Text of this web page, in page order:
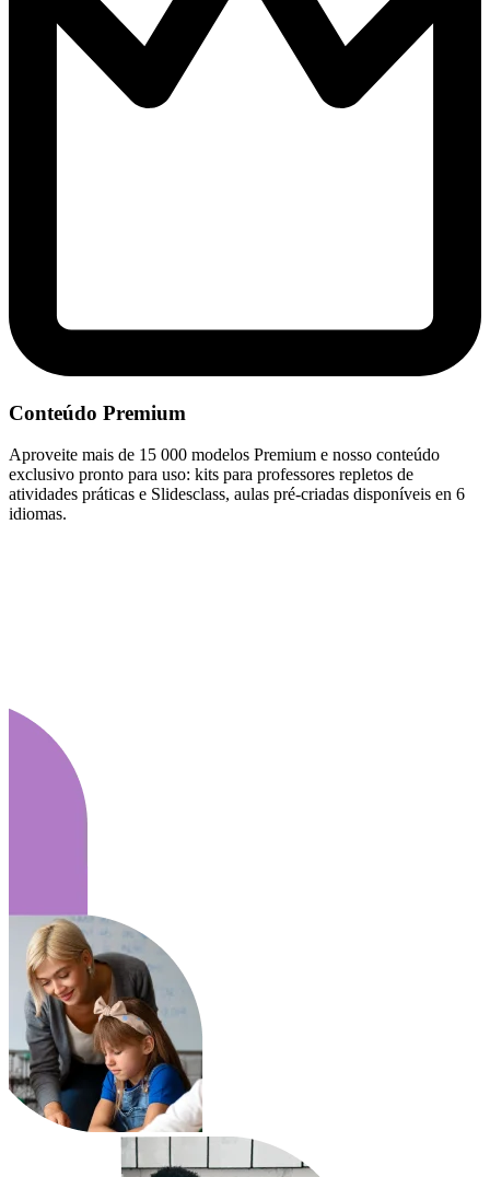
Conteúdo Premium
Aproveite mais de 15 000 modelos Premium e nosso conteúdo
exclusivo pronto para uso: kits para professores repletos de
atividades práticas e Slidesclass, aulas pré-criadas disponíveis en 6
idiomas.